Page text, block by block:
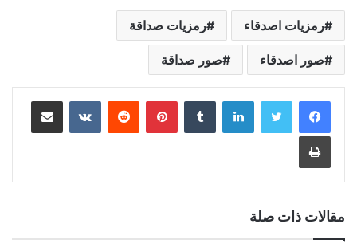
رمزيات اصدقاء رمزيات صداقة
صور اصدقاء صور صداقة
لينكدإن بينتيريست مشاركة عبر البريد
طباعة
مقالات ذات صلة